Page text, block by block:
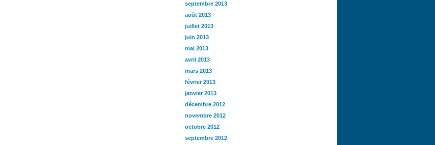
septembre 2013
août 2013
juillet 2013
juin 2013
mai 2013
avril 2013
mars 2013
février 2013
janvier 2013
décembre 2012
novembre 2012
octobre 2012
septembre 2012